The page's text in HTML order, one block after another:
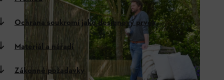
Ochrana soukromí jako designový prvek
Materiál a nářadí
Zákonné požadavky